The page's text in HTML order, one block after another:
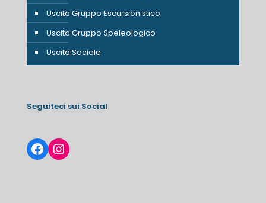
Uscita Gruppo Escursionistico
Uscita Gruppo Speleologico
Uscita Sociale
Seguiteci sui Social
Facebook
Instagram